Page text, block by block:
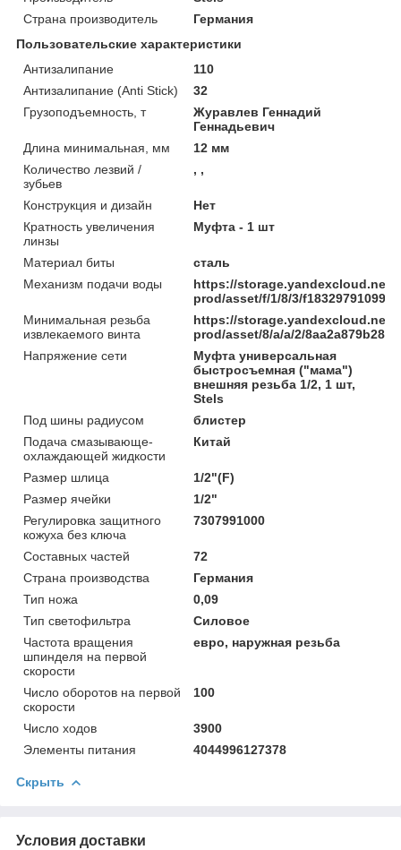
Страна производитель
Германия
Пользовательские характеристики
Антизалипание
110
Антизалипание (Anti Stick)
32
Грузоподъемность, т
Журавлев Геннадий
Геннадьевич
Длина минимальная, мм
12 мм
Количество лезвий /
зубьев
, ,
Конструкция и дизайн
Нет
Кратность увеличения
линзы
Муфта - 1 шт
Материал биты
сталь
Механизм подачи воды
https://storage.yandexcloud.net/
prod/asset/f/1/8/3/
Минимальная резьба
извлекаемого винта
https://storage.yandexcloud.net/
prod/asset/8/a/a/2/
Напряжение сети
Муфта универсальная
быстросъемная ("мама")
внешняя резьба 1/2, 1 шт,
Stels
Под шины радиусом
блистер
Подача смазывающе-
охлаждающей жидкости
Китай
Размер шлица
1/2"(F)
Размер ячейки
1/2"
Регулировка защитного
кожуха без ключа
7307991000
Составных частей
72
Страна производства
Германия
Тип ножа
0,09
Тип светофильтра
Силовое
Частота вращения
шпинделя на первой
скорости
евро, наружная резьба
Число оборотов на первой
скорости
100
Число ходов
3900
Элементы питания
4044996127378
Скрыть
Условия доставки